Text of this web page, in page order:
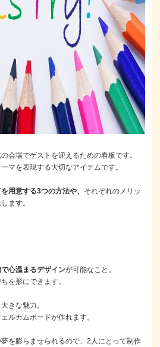
会場でゲストを迎えるための看板です。
マを表現する大切なアイテムです。
用意する3つの方法や、 それぞれのメリッ
ます。
心温まるデザインが可能なこと。
を形にできます。
きな魅力。
ルカムボードが作れます。
を膨らませられるので、2人にとって制作